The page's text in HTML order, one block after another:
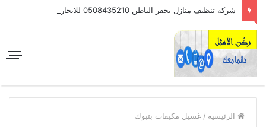
شركة تنظيف منازل بحفر الباطن 0508435210 للايجار
الرئيسية / غسيل مكيفات بتبوك